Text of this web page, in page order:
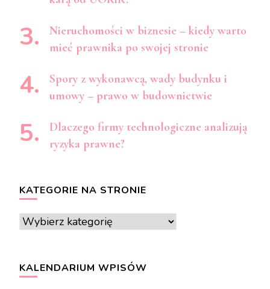
Nieruchomości w biznesie – kiedy warto
mieć prawnika po swojej stronie
Spory z wykonawcą, wady budynku i
umowy – prawo w budownictwie
Dlaczego firmy technologiczne analizują
ryzyka prawne?
KATEGORIE NA STRONIE
Kategorie
KALENDARIUM WPISÓW